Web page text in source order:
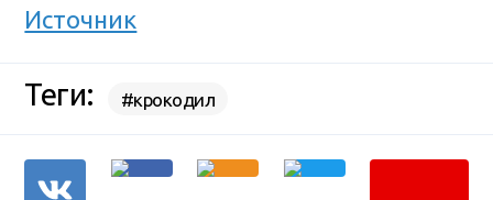
Источник
Теги: #крокодил